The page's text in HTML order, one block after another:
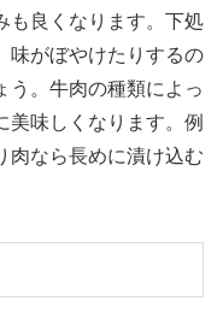
も良くなります。下処
味がぼやけたりするの
う。牛肉の種類によっ
美味しくなります。例
肉なら長めに漬け込む